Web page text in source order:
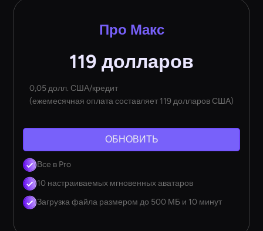
Про Макс
119 долларов
0,05 долл. США/кредит
(ежемесячная оплата составляет 119 долларов США)
ОБНОВИТЬ
Все в Pro
10 настраиваемых мгновенных аватаров
Загрузка файла размером до 500 МБ и 10 минут